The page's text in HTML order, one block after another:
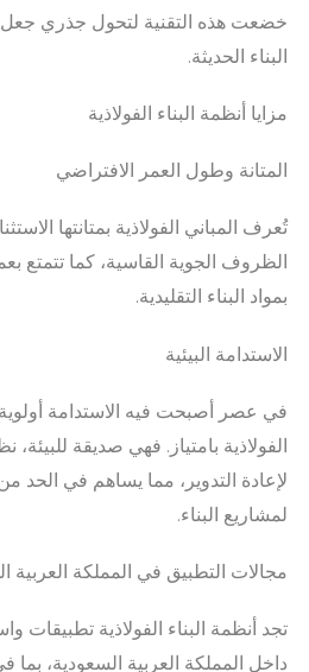
خضعت هذه التقنية لتحول جذري جعل
البناء الحديثة.
مزايا أنظمة البناء الفولاذية
المتانة وطول العمر الافتراضي
تُعرف المباني الفولاذية بمتانتها
الظروف الجوية القاسية، كما تتمتع
بمواد البناء التقليدية.
الاستدامة البيئية
في عصر أصبحت فيه الاستدامة أولوية
الفولاذية بامتياز. فهي صديقة للبيئة،
لإعادة التدوير، مما يساهم في الحد
لمشاريع البناء.
مجالات التطبيق في المملكة العربية
تجد أنظمة البناء الفولاذية
داخل المملكة العربية السعودية،